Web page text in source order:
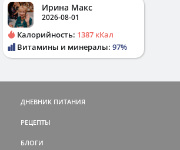
Ирина Макс
2026-08-01
Калорийность: 1387 кКал
Витамины и минералы: 97%
ДНЕВНИК ПИТАНИЯ
РЕЦЕПТЫ
БЛОГИ